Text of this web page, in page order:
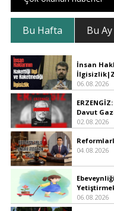
Bu Hafta Bu Ay
İnsan
06.08.2026
Davut
02.08.2026
04.08.2026
06.08.2026